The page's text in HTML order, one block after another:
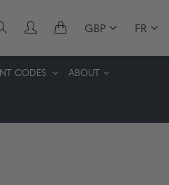
GBP FR
CODES ABOUT